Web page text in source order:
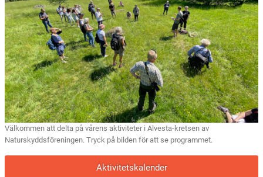
Välkommen att delta på vårens aktiviteter i Alvesta-kretsen av
Naturskyddsföreningen. Tryck på bilden för att se programmet.
Aktivitetskalender